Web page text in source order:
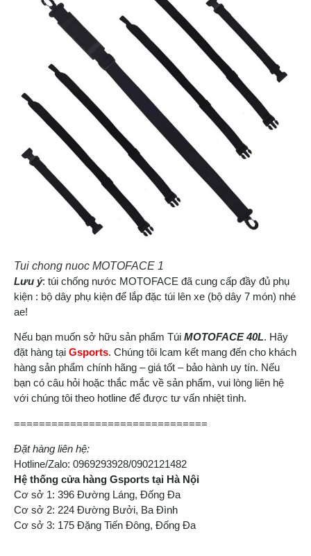
Tui chong nuoc MOTOFACE 1
Lưu ý: túi chống nước MOTOFACE đã cung cấp đầy đủ phụ
kiện : bộ dây phụ kiện để lắp đặc túi lên xe (bộ dây 7 món) nhé
ae!
Nếu bạn muốn sở hữu sản phẩm Túi MOTOFACE 40L. Hãy
đặt hàng tại Gsports. Chúng tôi lcam kết mang đến cho khách
hàng sản phẩm chính hãng – giá tốt – bảo hành uy tín. Nếu
bạn có câu hỏi hoặc thắc mắc về sản phẩm, vui lòng liên hệ
với chúng tôi theo hotline để được tư vấn nhiệt tình.
===============================
Đặt hàng liên hệ:
Hotline/Zalo: 0969293928/0902121482
Hệ thống cửa hàng Gsports tại Hà Nội
Cơ sở 1: 396 Đường Láng, Đống Đa
Cơ sở 2: 224 Đường Bưởi, Ba Đình
Cơ sở 3: 175 Đặng Tiến Đông, Đống Đa